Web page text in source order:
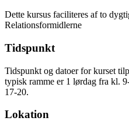
Dette kursus faciliteres af to
Relationsformidlerne
Tidspunkt
Tidspunkt og datoer for kurset
typisk ramme er 1 lørdag fra kl.
17-20.
Lokation